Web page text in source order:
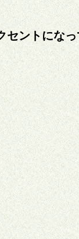
ントになっ